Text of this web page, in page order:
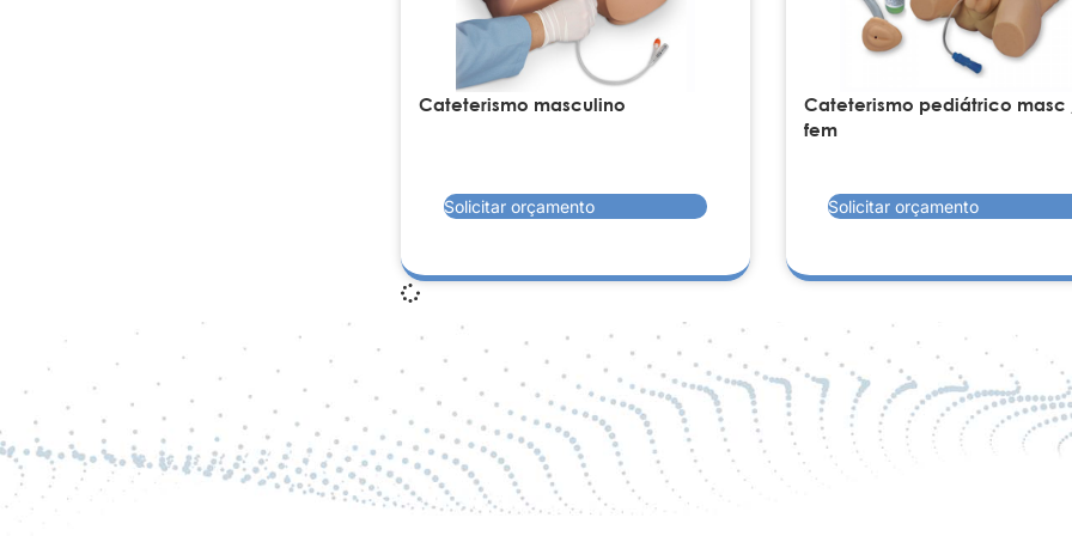
Cateterismo masculino
Solicitar orçamento
Cateterismo pediátrico masc
fem
Solicitar orçamento